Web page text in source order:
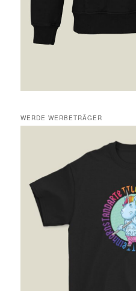
WERDE WERBETRÄGER